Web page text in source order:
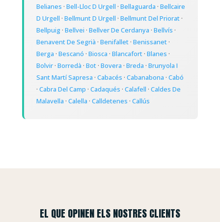
Belianes · Bell-Lloc D Urgell · Bellaguarda · Bellcaire
D Urgell · Bellmunt D Urgell · Bellmunt Del Priorat·
Bellpuig· Bellvei · Bellver De Cerdanya · Bellvís ·
Benavent De Segrià · Benifallet· Benissanet·
Berga · Bescanó · Biosca · Blancafort· Blanes ·
Bolvir· Borredà · Bot· Bovera · Breda · Brunyola I
Sant Martí Sapresa · Cabacés · Cabanabona · Cabó
· Cabra Del Camp · Cadaqués · Calafell · Caldes De
Malavella · Calella · Calldetenes · Callús
EL QUE OPINEN ELS NOSTRES CLIENTS